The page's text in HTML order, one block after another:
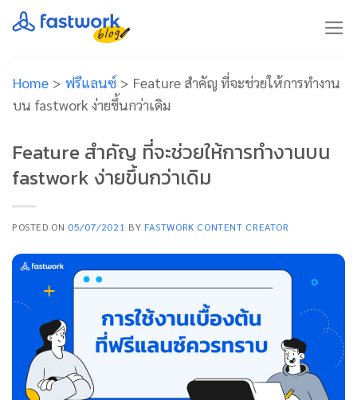
Skip
to
Home > ฟรีแลนซ์ > Feature สำคัญ ที่จะช่วยให้การทำงาน
บน fastwork ง่ายขึ้นกว่าเดิม
Feature สำคัญ ที่จะช่วยให้การทำงานบน
fastwork ง่ายขึ้นกว่าเดิม
POSTED ON 05/07/2021 BY FASTWORK CONTENT CREATOR